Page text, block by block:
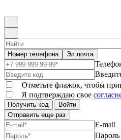
Номер телефона Эл.почта
Отметьте флажок, чтобы
Я подтверждаю свое
Получить код
Войти
Отправить еще раз
E-mail
Пароль